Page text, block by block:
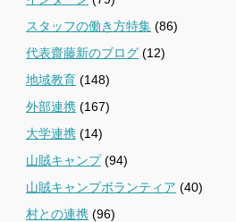
スタッフの働き方特集 (86)
代表齋藤新のブログ (12)
地域教育 (148)
外部連携 (167)
大学連携 (14)
山賊キャンプ(94)
山賊キャンプボランティア (40)
村との連携 (96)